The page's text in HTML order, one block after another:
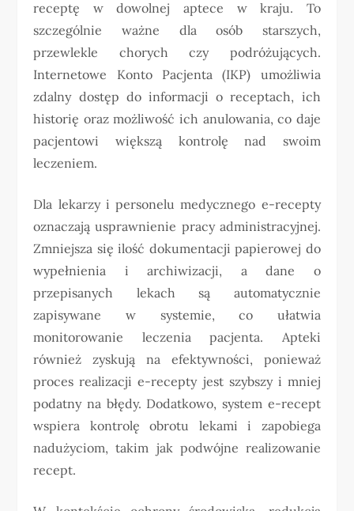
receptę w dowolnej aptece w kraju. To
szczególnie ważne dla osób starszych,
przewlekle chorych czy podróżujących.
Internetowe Konto Pacjenta (IKP) umożliwia
zdalny dostęp do informacji o receptach, ich
historię oraz możliwość ich anulowania, co daje
pacjentowi większą kontrolę nad swoim
leczeniem.
Dla lekarzy i personelu medycznego e-recepty
oznaczają usprawnienie pracy administracyjnej.
Zmniejsza się ilość dokumentacji papierowej do
wypełnienia i archiwizacji, a dane o
przepisanych lekach są automatycznie
zapisywane w systemie, co ułatwia
monitorowanie leczenia pacjenta. Apteki
również zyskują na efektywności, ponieważ
proces realizacji e-recepty jest szybszy i mniej
podatny na błędy. Dodatkowo, system e-recept
wspiera kontrolę obrotu lekami i zapobiega
nadużyciom, takim jak podwójne realizowanie
recept.